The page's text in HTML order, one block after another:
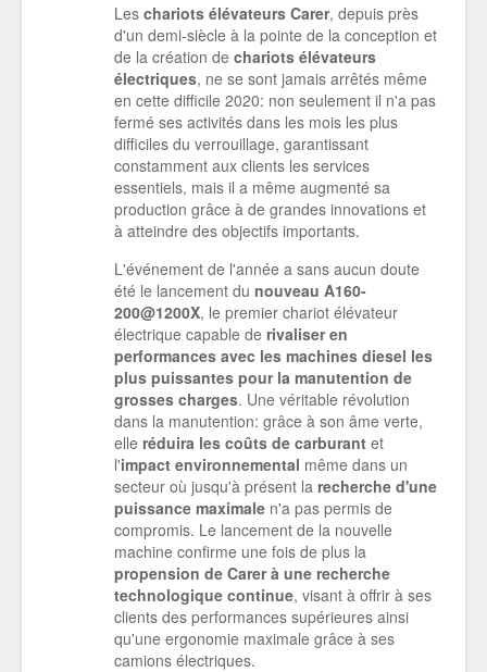
Les chariots élévateurs Carer, depuis près
d'un demi-siècle à la pointe de la conception et
de la création de chariots élévateurs
électriques, ne se sont jamais arrêtés même
en cette difficile 2020: non seulement il n'a pas
fermé ses activités dans les mois les plus
difficiles du verrouillage, garantissant
constamment aux clients les services
essentiels, mais il a même augmenté sa
production grâce à de grandes innovations et
à atteindre des objectifs importants.
L'événement de l'année a sans aucun doute
été le lancement du nouveau A160-
200@1200X, le premier chariot élévateur
électrique capable de rivaliser en
performances avec les machines diesel les
plus puissantes pour la manutention de
grosses charges. Une véritable révolution
dans la manutention: grâce à son âme verte,
elle réduira les coûts de carburant et
l'impact environnemental même dans un
secteur où jusqu'à présent la recherche d'une
puissance maximale n'a pas permis de
compromis. Le lancement de la nouvelle
machine confirme une fois de plus la
propension de Carer à une recherche
technologique continue, visant à offrir à ses
clients des performances supérieures ainsi
qu'une ergonomie maximale grâce à ses
camions électriques.